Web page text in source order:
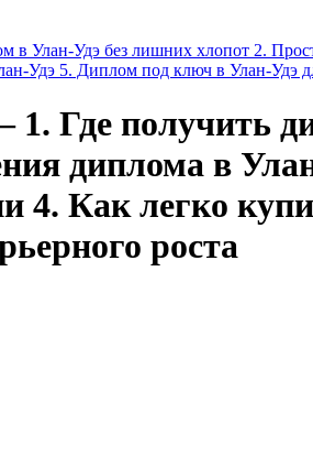
в Улан-Удэ без лишних хлопот 2.
Удэ 5. Диплом под ключ в Улан-Удэ
1. Где получить
диплома в
4. Как легко
роста